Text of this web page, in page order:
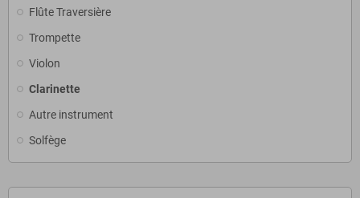
Flûte Traversière
Trompette
Violon
Clarinette
Autre instrument
Solfège